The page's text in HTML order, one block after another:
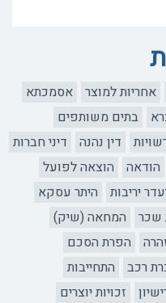
אחריות למוצר
אסמכתא
בתים משותפים
דין נהנה
דיני חברות
הודאה
הוצאה לפועל
יריבות
היתר עסקא
שכר
המחאה (שיק)
הפרת הסכם
רכב
התחייבות
זכויות יוצרים